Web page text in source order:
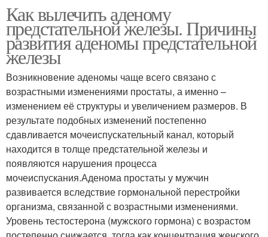
Как вылечить аденому
предстательной железы. Причины
развития аденомы предстательной
железы
Возникновение аденомы чаще всего связано с
возрастными изменениями простаты, а именно –
изменением её структуры и увеличением размеров. В
результате подобных изменений постепенно
сдавливается мочеиспускательный канал, который
находится в толще предстательной железы и
появляются нарушения процесса
мочеиспускания.Аденома простаты у мужчин
развивается вследствие гормональной перестройки
организма, связанной с возрастными изменениями.
Уровень тестостерона (мужского гормона) с возрастом